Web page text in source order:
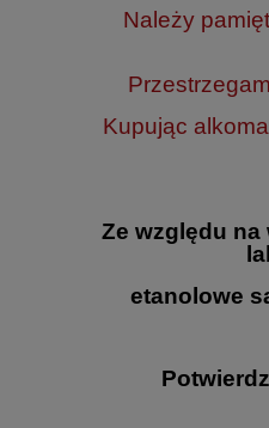
Należy
Kupując
Ze względu
etanolowe